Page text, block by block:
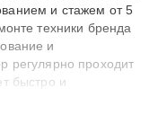
и стажем от 5
техники бренда
и
регулярно проходит
быстро и
решают